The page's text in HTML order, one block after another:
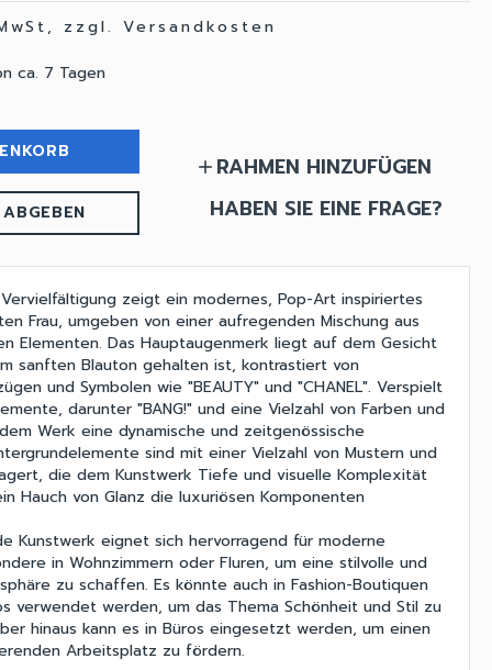
zzgl. Versandkosten
ca. 7 Tagen
add RAHMEN HINZUFÜGEN
HABEN SIE EINE FRAGE?
zeigt ein modernes, Pop-Art inspiriertes
Frau, umgeben von einer aufregenden Mischung aus
Elementen. Das Hauptaugenmerk liegt auf dem Gesicht
sanften Blauton gehalten ist, kontrastiert von
und Symbolen wie "BEAUTY" und "CHANEL". Verspielt
darunter "BANG!" und eine Vielzahl von Farben und
Werk eine dynamische und zeitgenössische
sind mit einer Vielzahl von Mustern und
die dem Kunstwerk Tiefe und visuelle Komplexität
Hauch von Glanz die luxuriösen Komponenten
Kunstwerk eignet sich hervorragend für moderne
in Wohnzimmern oder Fluren, um eine stilvolle und
zu schaffen. Es könnte auch in Fashion-Boutiquen
verwendet werden, um das Thema Schönheit und Stil zu
hinaus kann es in Büros eingesetzt werden, um einen
Arbeitsplatz zu fördern.